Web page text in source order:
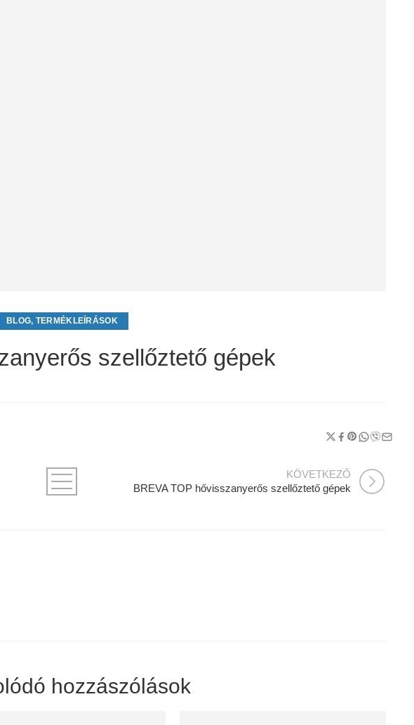
BLOG, TERMÉKLEÍRÁSOK
szellőztető gépek
KÖVETKEZŐ
BREVA TOP hővisszanyerős szellőztető gépek
hozzászólások